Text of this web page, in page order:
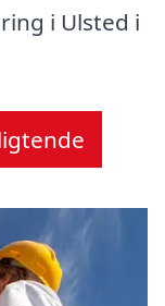
i Ulsted i